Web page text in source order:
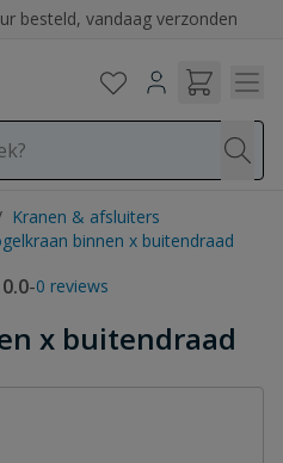
besteld, vandaag verzonden
Kranen & afsluiters
binnen x buitendraad
0.0-0 reviews
x buitendraad